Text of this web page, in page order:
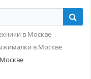
в Москве
в Москве